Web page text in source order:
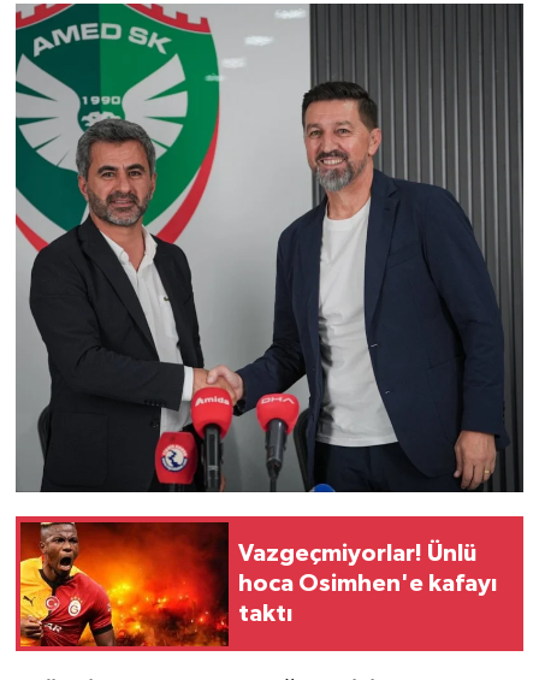
Vazgeçmiyorlar! Ünlü
hoca Osimhen'e kafayı
taktı